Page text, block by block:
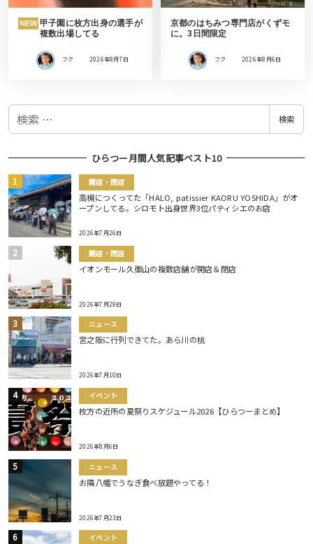
NEW 甲子園に枚方出身の選手が
複数出場してる
フク 2026年8月7日
京都のはちみつ専門店がくずモ
に。3日間限定
フク 2026年8月6日
検
検索
ひらつー月間人気記事ベスト10
開店・閉店
高槻につくってた「HALO, patissier KAORU YOSHIDA」がオ
ープンしてる。シロモト出身世界3位パティシエのお店
2026年7月26日
開店・閉店
イオンモール久御山の複数店舗が開店＆閉店
2026年7月29日
ニュース
宮之阪に行列できてた。あら川の桃
2026年7月10日
イベント
枚方の近所の夏祭りスケジュール2026【ひらつーまとめ】
2026年8月6日
ニュース
お隣八幡でうなぎ食べ放題やってる！
2026年7月23日
イベント